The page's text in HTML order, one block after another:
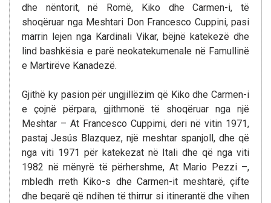
dhe nëntorit, në Romë, Kiko dhe Carmen-i, të
shoqëruar nga Meshtari Don Francesco Cuppini, pasi
marrin lejen nga Kardinali Vikar, bëjnë katekezë dhe
lind bashkësia e parë neokatekumenale në Famullinë
e Martirëve Kanadezë.
Gjithë ky pasion për ungjillëzim që Kiko dhe Carmen-i
e çojnë përpara, gjithmonë të shoqëruar nga një
Meshtar – At Francesco Cuppimi, deri në vitin 1971,
pastaj Jesús Blazquez, një meshtar spanjoll, dhe që
nga viti 1971 për katekezat në Itali dhe që nga viti
1982 në mënyrë të përhershme, At Mario Pezzi –,
mbledh rreth Kiko-s dhe Carmen-it meshtarë, çifte
dhe beqarë që ndihen të thirrur si itinerantë dhe vihen